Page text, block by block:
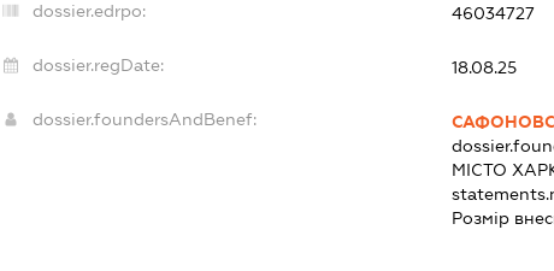
dossier.edrpo: 46034727
dossier.regDate: 18.08.25
dossier.foundersAndBenef:
МІСТО
Розмір